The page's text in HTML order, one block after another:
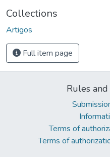
Collections
Artigos
Full item page
Rules
Terms of
Terms of